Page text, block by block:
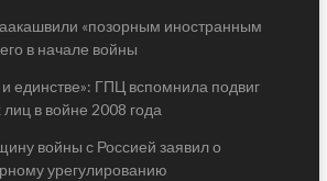
«позорным иностранным
в начале войны
единстве»: ГПЦ вспомнила подвиг
в войне 2008 года
войны с Россией заявил о
урегулированию